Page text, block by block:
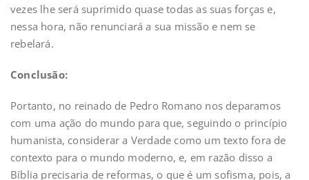
vezes lhe será suprimido quase todas as suas forças e,
nessa hora, não renunciará a sua missão e nem se
rebelará.
Conclusão:
Portanto, no reinado de Pedro Romano nos deparamos
com uma ação do mundo para que, seguindo o princípio
humanista, considerar a Verdade como um texto fora de
contexto para o mundo moderno, e, em razão disso a
Bíblia precisaria de reformas, o que é um sofisma, pois, a